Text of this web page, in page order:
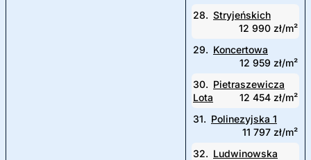
28. Stryjeńskich
12 990 zł/m²
29. Koncertowa
12 959 zł/m²
30. Pietraszewicza
Lota
12 454 zł/m²
31. Polinezyjska 1
11 797 zł/m²
32. Ludwinowska